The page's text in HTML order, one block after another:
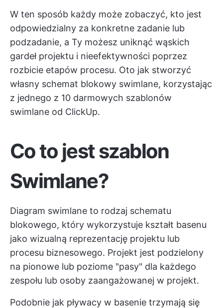
W ten sposób każdy może zobaczyć, kto jest
odpowiedzialny za konkretne zadanie lub
podzadanie, a Ty możesz uniknąć wąskich
gardeł projektu i nieefektywności poprzez
rozbicie etapów procesu. Oto jak stworzyć
własny schemat blokowy swimlane, korzystając
z jednego z 10 darmowych szablonów
swimlane od ClickUp.
Co to jest szablon
Swimlane?
Diagram swimlane to rodzaj schematu
blokowego, który wykorzystuje kształt basenu
jako wizualną reprezentację projektu lub
procesu biznesowego. Projekt jest podzielony
na pionowe lub poziome "pasy" dla każdego
zespołu lub osoby zaangażowanej w projekt.
Podobnie jak pływacy w basenie trzymają się